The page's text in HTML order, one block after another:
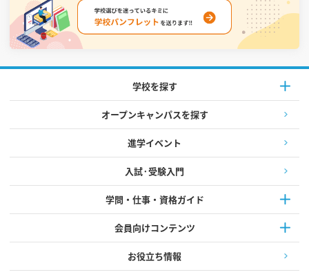
学校を探す
オープンキャンパスを探す
進学イベント
入試·受験入門
学問・仕事・資格ガイド
会員向けコンテンツ
お役立ち情報